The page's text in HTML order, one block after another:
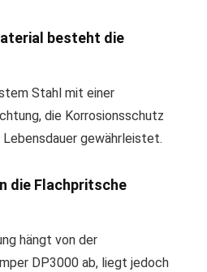
besteht die
Stahl mit einer
die Korrosionsschutz
gewährleistet.
die Flachpritsche
hängt von der
DP3000 ab, liegt jedoch